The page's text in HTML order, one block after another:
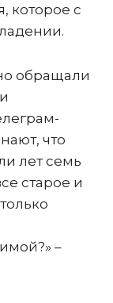
которое с
обращали
что
лет семь
старое и
–